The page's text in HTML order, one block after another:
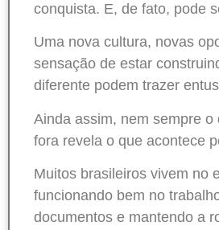
conquista. E, de fato, pode
Uma nova cultura, novas
sensação de estar
diferente podem trazer
Ainda assim, nem sempre o
fora revela o que acontece
Muitos brasileiros vivem no
funcionando bem no
documentos e mantendo a